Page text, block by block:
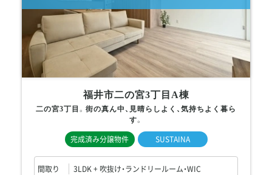
福井市二の宮3丁目A棟
二の宮3丁目。街の真ん中、見晴らしよく、気持ちよく暮ら
す。
完成済み分譲物件 SUSTAINA
間取り 3LDK + 吹抜け・ランドリールーム・WIC